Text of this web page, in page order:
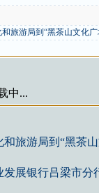
旅游局到“黑茶山文化
中...
旅游局到“黑茶
发展银行吕梁市